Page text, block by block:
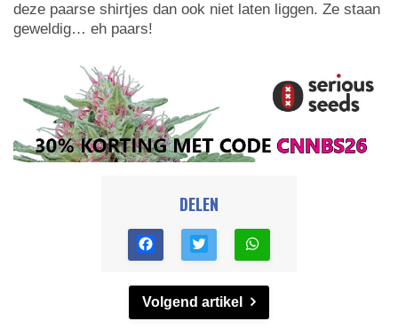
deze paarse shirtjes dan ook niet laten liggen. Ze staan
geweldig… eh paars!
DELEN
Volgend artikel